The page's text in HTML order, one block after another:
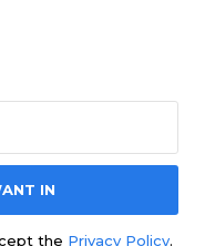
IN
the Privacy Policy.